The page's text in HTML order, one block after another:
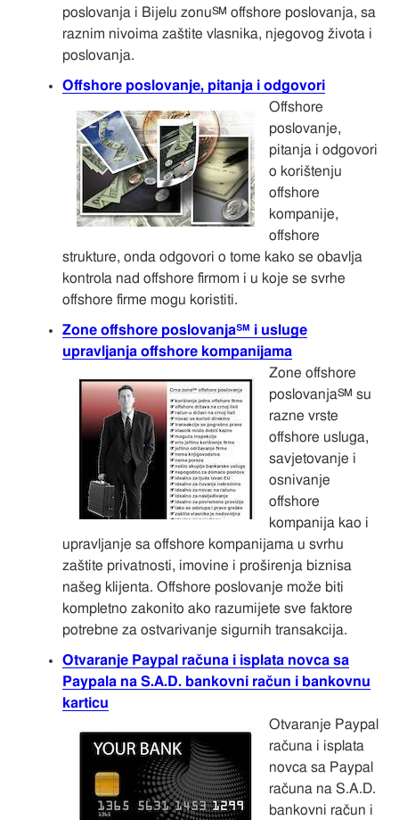
poslovanja i Bijelu zonu℠ offshore poslovanja, sa
raznim nivoima zaštite vlasnika, njegovog života i
poslovanja.
Offshore poslovanje, pitanja i odgovori
Offshore
poslovanje,
pitanja i odgovori
o korištenju
offshore
kompanije,
offshore
strukture, onda odgovori o tome kako se obavlja
kontrola nad offshore firmom i u koje se svrhe
offshore firme mogu koristiti.
Zone offshore poslovanja℠ i usluge
upravljanja offshore kompanijama
Zone offshore
poslovanja℠ su
razne vrste
offshore usluga,
savjetovanje i
osnivanje
offshore
kompanija kao i
upravljanje sa offshore kompanijama u svrhu
zaštite privatnosti, imovine i proširenja biznisa
našeg klijenta. Offshore poslovanje može biti
kompletno zakonito ako razumijete sve faktore
potrebne za ostvarivanje sigurnih transakcija.
Otvaranje Paypal računa i isplata novca sa
Paypala na S.A.D. bankovni račun i bankovnu
karticu
Otvaranje Paypal
računa i isplata
novca sa Paypal
računa na S.A.D.
bankovni račun i